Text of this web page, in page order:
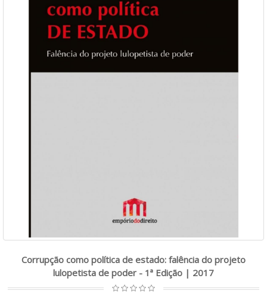
Corrupção como política de estado: falência do projeto
lulopetista de poder - 1ª Edição | 2017